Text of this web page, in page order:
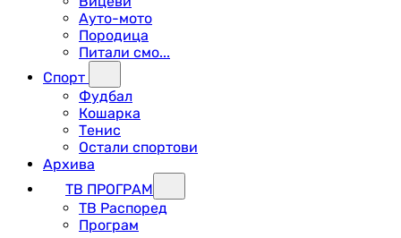
Ауто-мото
Породица
Питали смо...
Спорт
Фудбал
Кошарка
Тенис
Остали спортови
Архива
ТВ ПРОГРАМ
ТВ Распоред
Програм